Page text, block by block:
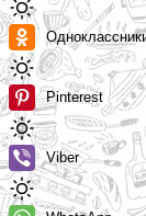
Pinterest
Viber